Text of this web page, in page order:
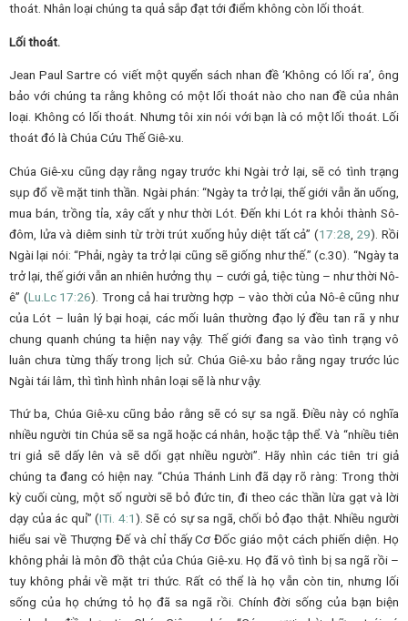
thoát. Nhân loại chúng ta quả sắp đạt tới điểm không còn lối thoát.
Lối thoát.
Jean Paul Sartre có viết một quyển sách nhan đề ‘Không có lối ra’, ông
bảo với chúng ta rằng không có một lối thoát nào cho nan đề của nhân
loại. Không có lối thoát. Nhưng tôi xin nói với bạn là có một lối thoát. Lối
thoát đó là Chúa Cứu Thế Giê-xu.
Chúa Giê-xu cũng dạy rằng ngay trước khi Ngài trở lại, sẽ có tình trạng
sụp đổ về mặt tinh thần. Ngài phán: “Ngày ta trở lại, thế giới vẫn ăn uống,
mua bán, trồng tỉa, xây cất y như thời Lót. Đến khi Lót ra khỏi thành Sô-
đôm, lửa và diêm sinh từ trời trút xuống hủy diệt tất cả” (17:28 29). Rồi
Ngài lại nói: “Phải, ngày ta trở lại cũng sẽ giống như thế.” (c.30). “Ngày ta
trở lại, thế giới vẫn an nhiên hưởng thụ – cưới gả, tiệc tùng – như thời Nô-
ê” (Lu. Lc17:26). Trong cả hai trường hợp – vào thời của Nô-ê cũng như
của Lót – luân lý bại hoại, các mối luân thường đạo lý đều tan rã y như
chung quanh chúng ta hiện nay vậy. Thế giới đang sa vào tình trạng vô
luân chưa từng thấy trong lịch sử. Chúa Giê-xu bảo rằng ngay trước lúc
Ngài tái lâm, thì tình hình nhân loại sẽ là như vậy.
Thứ ba, Chúa Giê-xu cũng bảo rằng sẽ có sự sa ngã. Điều này có nghĩa
nhiều người tin Chúa sẽ sa ngã hoặc cá nhân, hoặc tập thể. Và “nhiều tiên
tri giả sẽ dấy lên và sẽ dối gạt nhiều người”. Hãy nhìn các tiên tri giả
chúng ta đang có hiện nay. “Chúa Thánh Linh đã dạy rõ ràng: Trong thời
kỳ cuối cùng, một số người sẽ bỏ đức tin, đi theo các thần lừa gạt và lời
dạy của ác quỉ” (ITi. 4:1). Sẽ có sự sa ngã, chối bỏ đạo thật. Nhiều người
hiểu sai về Thượng Đế và chỉ thấy Cơ Đốc giáo một cách phiến diện. Họ
không phải là môn đồ thật của Chúa Giê-xu. Họ đã vô tình bị sa ngã rồi –
tuy không phải về mặt tri thức. Rất có thể là họ vẫn còn tin, nhưng lối
sống của họ chứng tỏ họ đã sa ngã rồi. Chính đời sống của bạn biện